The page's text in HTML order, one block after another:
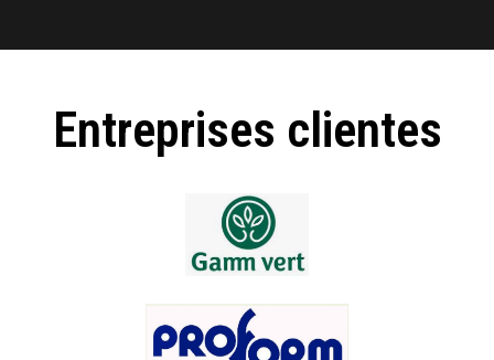
Entreprises clientes